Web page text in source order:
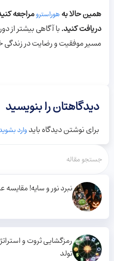
همین حالا به هوراسترومراجعه
دریافت کنید.با آگاهی بیشتر از
مسیر موفقیت و رضایت در زندگی
دیدگاهتان را بنویسید
برای نوشتن دیدگاه بایدوارد
نبرد نور و سایه!
رمزگشایی ثروت و
تولد